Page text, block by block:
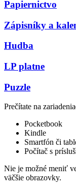
Papiernictvo
Zápisníky a
Hudba
LP platne
Puzzle
Prečítate na
Pocketbook
Kindle
Smartfón či
Počítač s
Nie je možné meniť
väčšie obrazovky.